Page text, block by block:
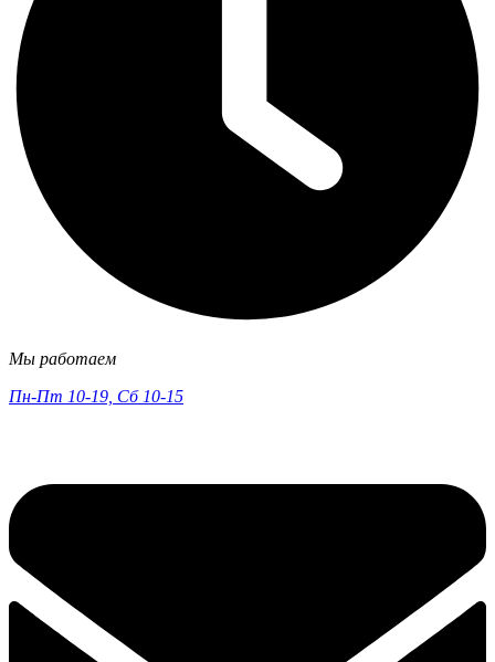
Мы работаем
Пн-Пт 10-19, Сб 10-15